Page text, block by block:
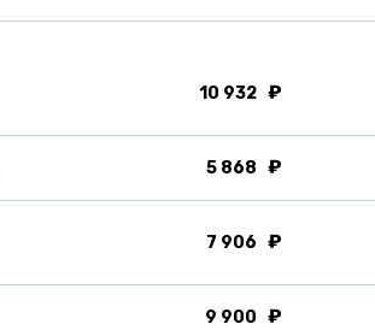
10 932
5 868
7 906
9 900